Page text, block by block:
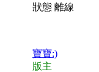
狀態 離線
寶寶:)
版主